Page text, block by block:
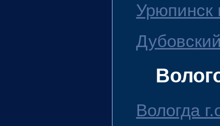
Урюпинск
Вологда